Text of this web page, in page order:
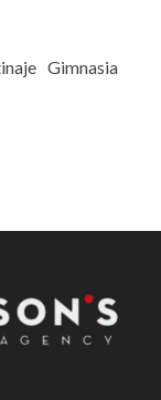
Gimnasia